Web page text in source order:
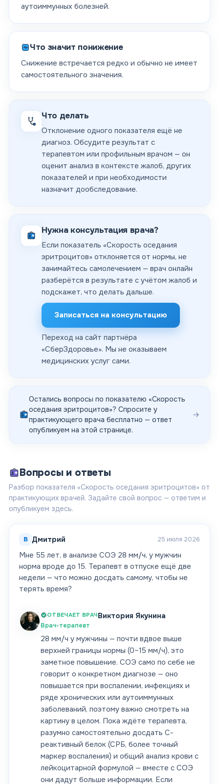
аутоиммунных болезней.
Что значит понижение
Снижение встречается редко и обычно не имеет
самостоятельного значения.
Что делать
Отклонение одного показателя ещё не
диагноз. Обсудите результат с
терапевтом или профильным врачом — он
оценит анализ в контексте жалоб, других
показателей и при необходимости
назначит дообследование.
Нужна консультация врача?
Если показатель «Скорость оседания
эритроцитов» отклоняется от нормы, не
занимайтесь самолечением — врач онлайн
разберётся в результате с учётом жалоб и
подскажет, что делать дальше.
Записаться на консультацию
Переход на сайт партнёра
«СберЗдоровье». Мы не оказываем
медицинских услуг сами.
Остались вопросы по показателю «Скорость
оседания эритроцитов»? Спросите у
практикующего врача бесплатно — ответ
опубликуем на этой странице.
Вопросы и ответы
Разбор показателя «Скорость оседания эритроцитов» от
практикующих врачей. Задайте свой вопрос — ответим и
опубликуем здесь.
В Дмитрий 25 июля 2026
Мне 55 лет, в анализе СОЭ 28 мм/ч, у мужчин
норма вроде до 15. Терапевт в отпуске ещё две
недели — что можно досдать самому, чтобы не
терять время?
ОТВЕЧАЕТ ВРАЧВиктория Якунина
Врач-терапевт
28 мм/ч у мужчины — почти вдвое выше
верхней границы нормы (0–15 мм/ч), это
заметное повышение. СОЭ само по себе не
говорит о конкретном диагнозе — оно
повышается при воспалении, инфекциях и
ряде хронических или аутоиммунных
заболеваний, поэтому важно смотреть на
картину в целом. Пока ждёте терапевта,
разумно самостоятельно досдать С-
реактивный белок (СРБ, более точный
маркер воспаления) и общий анализ крови с
лейкоцитарной формулой — вместе с СОЭ
они дадут больше информации. Если